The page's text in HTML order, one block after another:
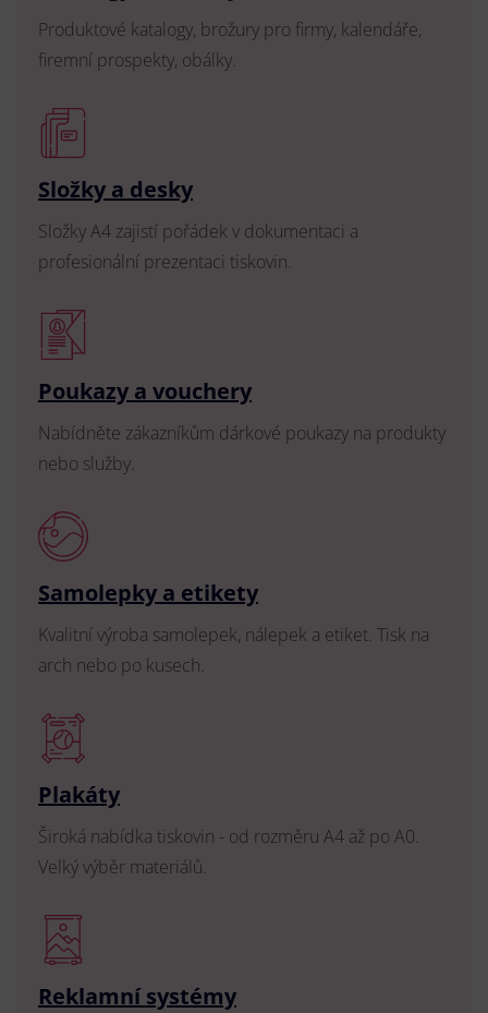
Produktové katalogy, brožury pro firmy, kalendáře,
firemní prospekty, obálky.
Složky a desky
Složky A4 zajistí pořádek v dokumentaci a
profesionální prezentaci tiskovin.
Poukazy a vouchery
Nabídněte zákazníkům dárkové poukazy na produkty
nebo služby.
Samolepky a etikety
Kvalitní výroba samolepek, nálepek a etiket. Tisk na
arch nebo po kusech.
Plakáty
Široká nabídka tiskovin - od rozměru A4 až po A0.
Velký výběr materiálů.
Reklamní systémy